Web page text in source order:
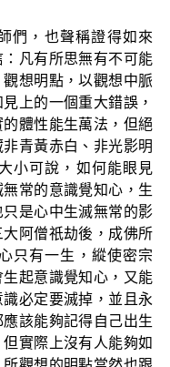
們，也聲稱證得如來
凡有所思無有不可能
想明點，以觀想中脈
上的一個重大錯誤，
體性能生萬法，但絕
青黃赤白、非光影明
小可說，如何能眼見
常的意識覺知心，生
是心中生滅無常的影
阿僧祇劫後，成佛所
只有一生，縱使密宗
起意識覺知心，又能
必定要滅掉，並且永
該能夠記得自己出生
實際上沒有人能夠如